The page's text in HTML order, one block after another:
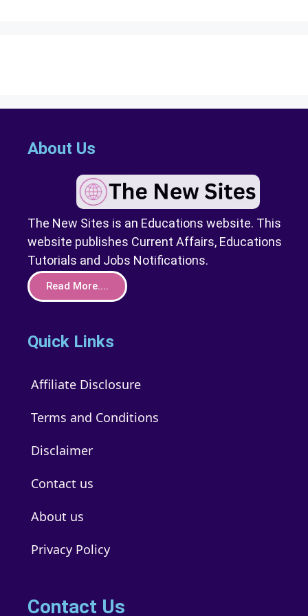
About Us
The New Sites is an Educations website. This
website publishes Current Affairs, Educations
Tutorials and Jobs Notifications.
Read More....
Quick Links
Affiliate Disclosure
Terms and Conditions
Disclaimer
Contact us
About us
Privacy Policy
Contact Us